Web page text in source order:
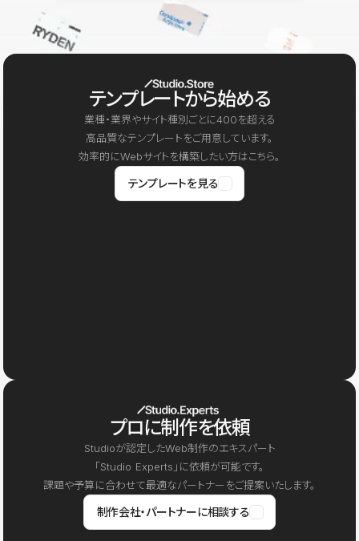
テンプレートから始める
業種・業界やサイト種別ごとに400を超える
高品質なテンプレートをご用意しています。
効率的にWebサイトを構築したい方はこちら。
テンプレートを見る
プロに制作を依頼
Studioが認定したWeb制作のエキスパート
「Studio Experts」に依頼が可能です。
課題や予算に合わせて最適なパートナーをご提案いたします。
制作会社・パートナーに相談する